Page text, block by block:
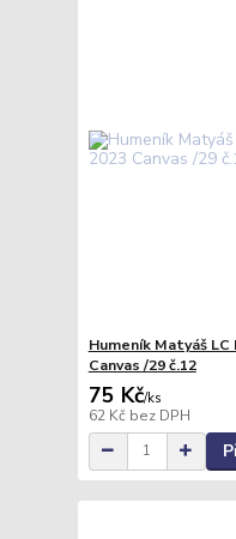
Humeník Matyáš
Canvas /29 č.12
75 Kč/ks
62 Kč bez DPH